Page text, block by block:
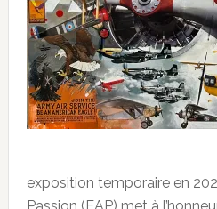
exposition temporaire en